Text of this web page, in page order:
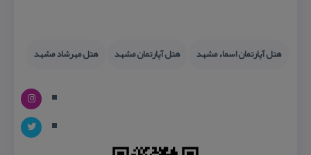
هتل آپارتمان اسماء مشهد هتل آپارتمان مشهد هتل مهرشاد مشهد